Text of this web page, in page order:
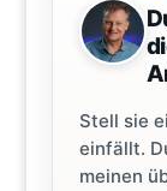
Stell sie
einfällt.
meinen